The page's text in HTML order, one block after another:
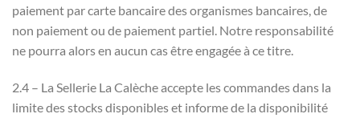
paiement par carte bancaire des organismes bancaires, de
non paiement ou de paiement partiel. Notre responsabilité
ne pourra alors en aucun cas être engagée à ce titre.
2.4 – La Sellerie La Calèche accepte les commandes dans la
limite des stocks disponibles et informe de la disponibilité